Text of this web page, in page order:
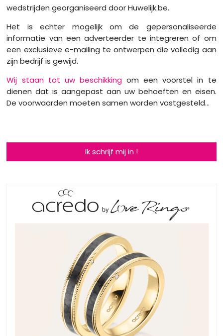
wedstrijden georganiseerd door Huwelijk.be.
Het is echter mogelijk om de gepersonaliseerde
informatie van een adverteerder te integreren of om
een exclusieve e-mailing te ontwerpen die volledig aan
zijn bedrijf is gewijd.
Wij staan tot uw beschikkingom een voorstel in te
dienen dat is aangepast aan uw behoeften en eisen.
De voorwaarden moeten samen worden vastgesteld…
Ik schrijf mij in !